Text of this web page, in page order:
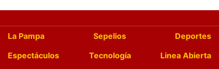
La Pampa Sepelios
Deportes
Espectáculos
Tecnología
Linea Abierta